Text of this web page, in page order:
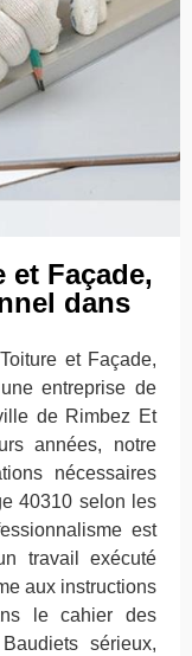
et Façade,
dans
et Façade,
entreprise de
de Rimbez Et
années, notre
nécessaires
40310 selon les
est
travail exécuté
aux instructions
le cahier des
sérieux,